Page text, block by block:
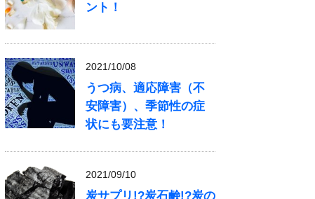
ント！
2021/10/08
うつ病、適応障害（不
安障害）、季節性の症
状にも要注意！
2021/09/10
炭サプリ!?炭石鹸!?炭の